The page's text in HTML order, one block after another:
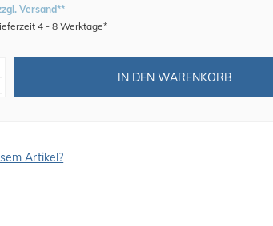
Versand**
4 - 8 Werktage*
IN DEN WARENKORB
Artikel?